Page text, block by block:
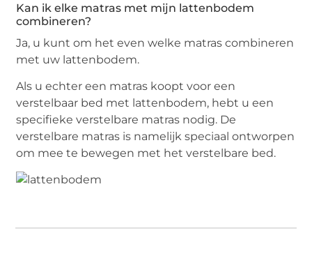
Kan ik elke matras met mijn lattenbodem
combineren?
Ja, u kunt om het even welke matras combineren
met uw lattenbodem.
Als u echter een matras koopt voor een
verstelbaar bed met lattenbodem, hebt u een
specifieke verstelbare matras nodig. De
verstelbare matras is namelijk speciaal ontworpen
om mee te bewegen met het verstelbare bed.